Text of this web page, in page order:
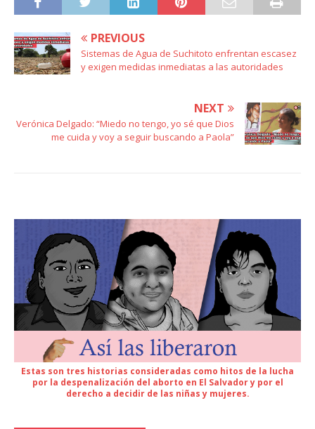
PREVIOUS
Sistemas de Agua de Suchitoto enfrentan escasez
y exigen medidas inmediatas a las autoridades
NEXT
Verónica Delgado: “Miedo no tengo, yo sé que Dios
me cuida y voy a seguir buscando a Paola”
Estas son tres historias consideradas como hitos de la lucha
por la despenalización del aborto en El Salvador y por el
derecho a decidir de las niñas y mujeres.